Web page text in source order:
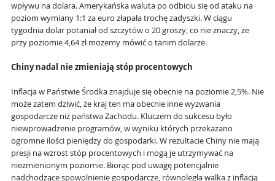
wpływu na dolara. Amerykańska waluta po odbiciu się od ataku na
poziom wymiany 1:1 za euro złapała trochę zadyszki. W ciągu
tygodnia dolar potaniał od szczytów o 20 groszy, co nie znaczy, że
przy poziomie 4,64 zł możemy mówić o tanim dolarze.
Chiny nadal nie zmieniają stóp procentowych
Inflacja w Państwie Środka znajduje się obecnie na poziomie 2,5%. Nie
może zatem dziwić, że kraj ten ma obecnie inne wyzwania
gospodarcze niż państwa Zachodu. Kluczem do sukcesu było
niewprowadzenie programów, w wyniku których przekazano
ogromne ilości pieniędzy do gospodarki. W rezultacie Chiny nie mają
presji na wzrost stóp procentowych i mogą je utrzymywać na
niezmienionym poziomie. Biorąc pod uwagę potencjalnie
nadchodzące spowolnienie gospodarcze, równoległa walka z inflacją